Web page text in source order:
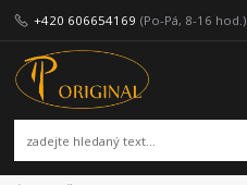
+420 606654169 (Po-Pá, 8-16 hod.)